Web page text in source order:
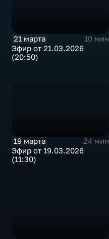
21 марта
10 мин
Эфир от 21.03.2026
(20:50)
19 марта
24 мин
Эфир от 19.03.2026
(11:30)